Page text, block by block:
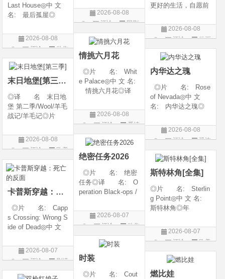
产 地 中国大陆
◎类 别 剧情 /
言 汉语普通话◎上
映日期 2026-07
2026-08-08
评论
国剧
更好的生活，自愿前
核，最终被墨大夫收
入门下。 墨大夫一
养、传授医术，让韩
立对他非常感激，但
随着一同入
2026-08-08
评论
动画
片
Last House◎中 文
名: 最后孤屋◎
Eleven Eight One S
even◎年 代: 2
国 / 法国 / 美国◎
类 别: 动作 /
2026-08-08
评论
动作
片
情挑六月花
◎片 名: Whit
e Palace◎中 文 名:
情挑六月花◎译
道之恋 / 白色宫殿◎
年 代: 1990◎
类 别: 剧情 / 爱
情◎语
2026-08-08
评论
爱情
片
内华达之瑰
◎片 名: Rose
of Nevada◎中 文
名: 内华达之瑰◎
玫瑰 / 英伦转生号
(港) / 谜航(台)◎年
地: 英国◎类
别: 剧情 / 恐
2026-08-08
评论
恐怖
片
末日地堡[第三季]
◎译 名 末日地
堡 第二季/Wool/羊毛
战记/羊毛记◎片
◎年 代 2024◎
产 地 美国◎
幻 / 悬疑◎语
言 英语◎上映日
2026-08-08
评论
欧美
剧
绝密任务2026
◎片 名: 绝密
任务◎译 名: O
peration Black-ops /
&amp;middot;绝密任
务◎年 代: 202
大陆◎类 别:
动作 / 战争 / 犯
2026-08-07
评论
动作
片
斯特林角[全集]
◎片 名: Sterlin
g Point◎中 文 名:
斯特林角◎年
地: 美国◎类
别: 剧情◎语
期: 2026-08-05(美
国)◎IMDb评分: 6
2026-08-07
评论
欧美
剧
卡普斯穿越：死亡的反面
◎片 名: Capp
s Crossing: Wrong S
ide of Dead◎中 文
死亡的反面◎年
代: 2026◎产
别: 剧情 / 悬疑 / 惊
2026-08-07
评论
剧情
片
时装
◎片 名: Cout
燃比娃